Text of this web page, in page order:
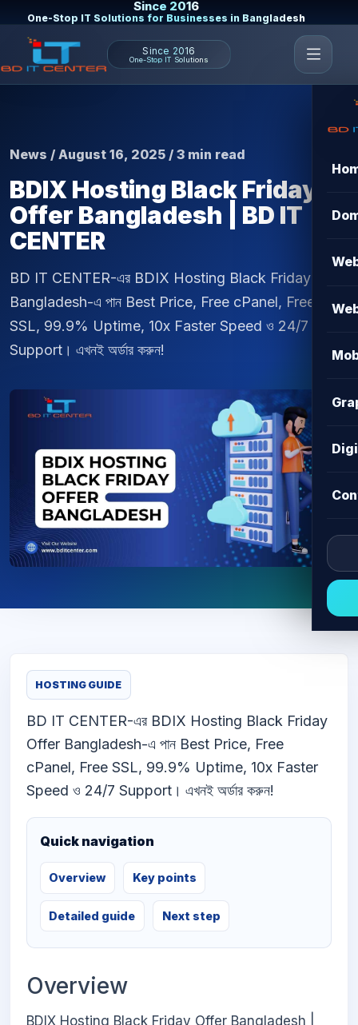
Since 2016
One-Stop IT Solutions for Businesses in Bangladesh
Since 2016
One-Stop IT Solutions
News / August 16, 2025 / 3 min read
BDIX Hosting Black Friday
Offer Bangladesh | BD IT
CENTER
BD IT CENTER-এর BDIX Hosting Black Friday Offer
Bangladesh-এ পান Best Price, Free cPanel, Free
SSL, 99.9% Uptime, 10x Faster Speed ও 24/7
Support। এখনই অর্ডার করুন!
HOSTING GUIDE
BD IT CENTER-এর BDIX Hosting Black Friday
Offer Bangladesh-এ পান Best Price, Free
cPanel, Free SSL, 99.9% Uptime, 10x Faster
Speed ও 24/7 Support। এখনই অর্ডার করুন!
Quick navigation
Overview Key points
Detailed guide Next step
Overview
BDIX Hosting Black Friday Offer Bangladesh |